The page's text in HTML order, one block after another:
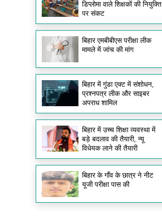
डिप्लोमा वाले शिक्षकों की नियुक्ति
पर संकट
बिहार एमबीबीएस परीक्षा लीक
मामले में जांच की मांग
बिहार में गुंडा एक्ट में संशोधन,
प्रश्नपत्र लीक और साइबर
अपराध शामिल
बिहार में उच्च शिक्षा व्यवस्था में
बड़े बदलाव की तैयारी, न्यू
विधेयक लाने की तैयारी
बिहार के गाँव के छात्र ने नीट
यूजी परीक्षा पास की